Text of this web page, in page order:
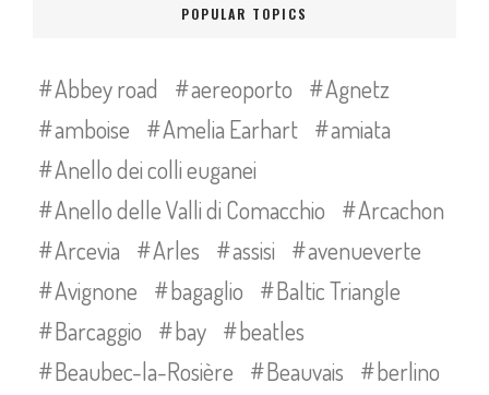
POPULAR TOPICS
Abbey road aereoporto
Agnetz
amboise
Amelia Earhart
amiata
Anello dei colli euganei
Anello delle Valli di Comacchio
Arcachon
Arcevia
Arles assisi
avenueverte
Avignone
bagaglio
Baltic Triangle
Barcaggio
bay
beatles
Beaubec-la-Rosière
Beauvais
berlino